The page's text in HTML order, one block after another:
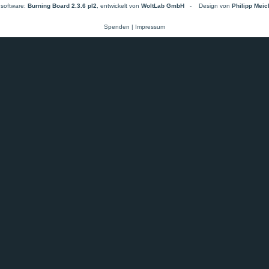
Burning Board 2.3.6 pl2 , entwickelt von WoltLab GmbH - Design von Philipp
Spenden | Impressum